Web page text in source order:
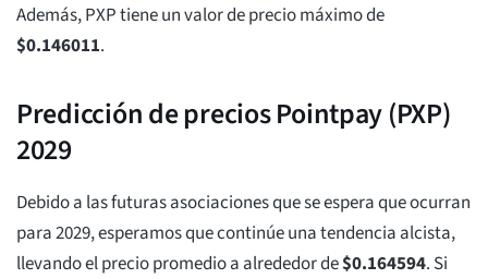
Además, PXP tiene un valor de precio máximo de
$0.146011.
Predicción de precios Pointpay (PXP)
2029
Debido a las futuras asociaciones que se espera que ocurran
para 2029, esperamos que continúe una tendencia alcista,
llevando el precio promedio a alrededor de$0.164594. Si